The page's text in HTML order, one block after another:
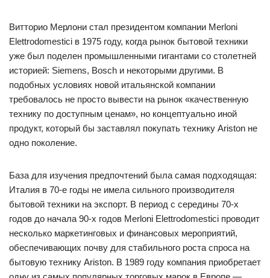
Витторио Мерлони стал президентом компании Merloni
Elettrodomestici в 1975 году, когда рынок бытовой техники
уже был поделен промышленными гигантами со столетней
историей: Siemens, Bosch и некоторыми другими. В
подобных условиях новой итальянской компании
требовалось не просто вывести на рынок «качественную
технику по доступным ценам», но концептуально иной
продукт, который бы заставлял покупать технику Ariston не
одно поколение.
База для изучения предпочтений была самая подходящая:
Италия в 70-е годы не имела сильного производителя
бытовой техники на экспорт. В период с середины 70-х
годов до начала 90-х годов Merloni Elettrodomestici проводит
несколько маркетинговых и финансовых мероприятий,
обеспечивающих почву для стабильного роста спроса на
бытовую технику Ariston. В 1989 году компания приобретает